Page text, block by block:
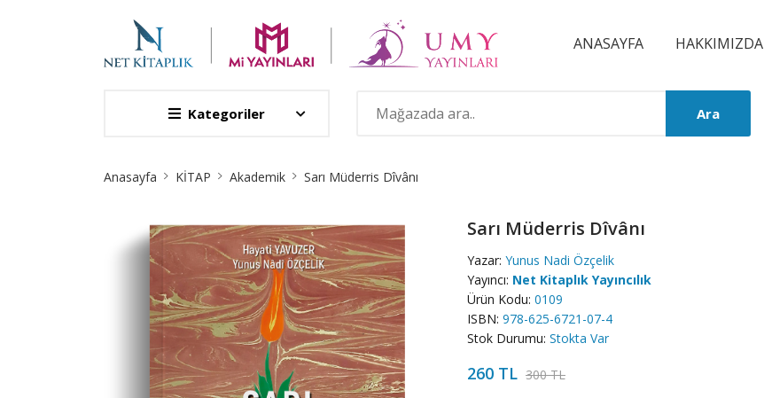
ANASAYFA HAKKIMIZDA
Kategoriler Ara
Anasayfa KİTAP Akademik Sarı Müderris Dîvânı
Sarı Müderris Dîvânı
Yazar: Yunus Nadi Özçelik
Yayıncı: Net Kitaplık Yayıncılık
Ürün Kodu: 0109
ISBN: 978-625-6721-07-4
Stok Durumu: Stokta Var
260 TL 300 TL